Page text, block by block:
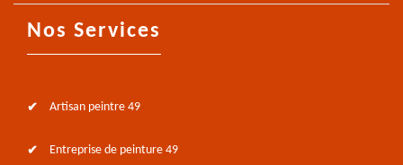
Nos Services
Artisan peintre 49
Entreprise de peinture 49